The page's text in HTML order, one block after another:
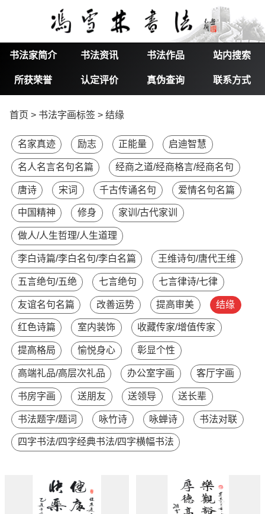
书法家简介 书法资讯 书法作品 站内搜索
所获荣誉 认定评价 真伪查询 联系方式
首页 > 书法字画标签 > 结缘
名家真迹 励志 正能量 启迪智慧
名人名言名句名篇 经商之道/经商格言/经商名句
唐诗 宋词 千古传诵名句 爱情名句名篇
中国精神 修身 家训/古代家训
做人/人生哲理/人生道理
李白诗篇/李白名句/李白名篇 王维诗句/唐代王维
五言绝句/五绝 七言绝句 七言律诗/七律
友谊名句名篇 改善运势 提高审美 结缘
红色诗篇 室内装饰 收藏传家/增值传家
提高格局 愉悦身心 彰显个性
高端礼品/高层次礼品 办公室字画 客厅字画
书房字画 送朋友 送领导 送长辈
书法题字/题词 咏竹诗 咏蝉诗 书法对联
四字书法/四字经典书法/四字横幅书法